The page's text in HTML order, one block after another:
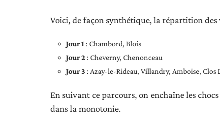
Voici, de façon synthétique, la répartition des
Jour 1 : Chambord, Blois
Jour 2 : Cheverny, Chenonceau
Jour 3 : Azay-le-Rideau, Villandry, Amboise, Clos
En suivant ce parcours, on enchaîne les
dans la monotonie.